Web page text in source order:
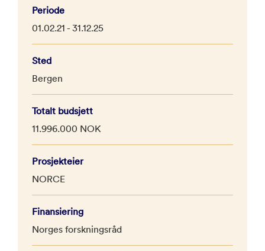
Periode
01.02.21 - 31.12.25
Sted
Bergen
Totalt budsjett
11.996.000 NOK
Prosjekteier
NORCE
Finansiering
Norges forskningsråd